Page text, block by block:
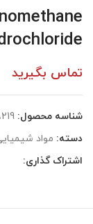
تماس بگیرید
شناسه محصول:
دسته: مواد
اشتراک گذاری: